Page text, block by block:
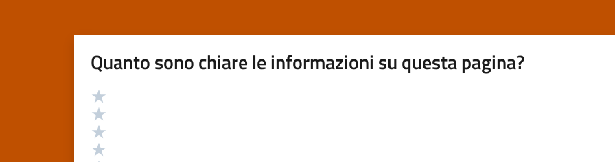
Quanto sono chiare le informazioni su questa pagina?
Valutazione